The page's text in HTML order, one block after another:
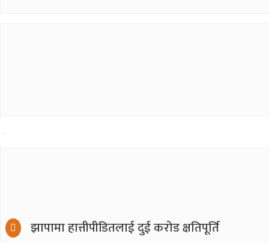
झापामा हात्तीपीडितलाई दुई करोड क्षतिपूर्ति